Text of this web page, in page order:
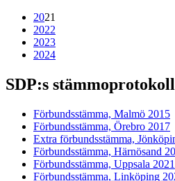
2021
2022
2023
2024
SDP:s stämmoprotokoll
Förbundsstämma, Malmö 2015
Förbundsstämma, Örebro 2017
Extra förbundsstämma,
Förbundsstämma, Härnösand
Förbundsstämma, Uppsala 2021
Förbundsstämma, Linköping